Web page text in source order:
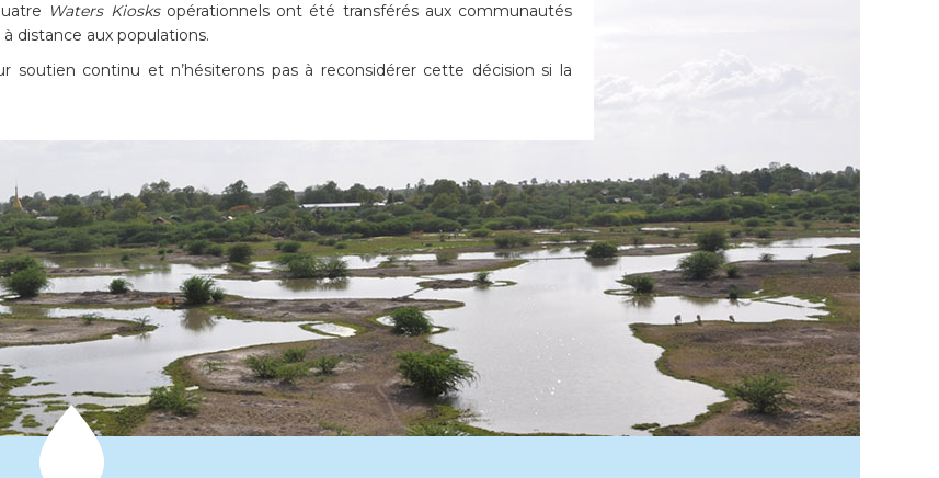
Waters Kiosksopérationnels ont été transférés aux communautés
distance aux populations.
soutien continu et n’hésiterons pas à reconsidérer cette décision si la